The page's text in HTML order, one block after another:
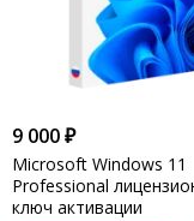
9 000 ₽
Microsoft Windows 11
Professional
ключ активации